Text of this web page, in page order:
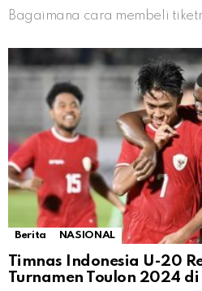
Bagaimana cara membeli
Berita NASIONAL
Timnas Indonesia U-20
Turnamen Toulon 2024 di